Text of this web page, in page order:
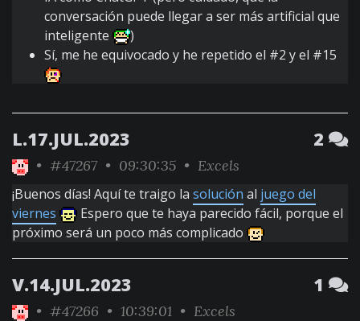
conversación puede llegar a ser más artificial que
inteligente
)
Sí, me he equivocado y he repetido el #2 y el #15
L.17.JUL.2023 2
• #47267 • 09:30:35 • Excels
¡Buenos días! Aquí te traigo la solución al juego del
viernes
Espero que te haya parecido fácil, porque el
próximo será un poco más complicado
V.14.JUL.2023 1
• #47266 • 10:39:01 • Excels